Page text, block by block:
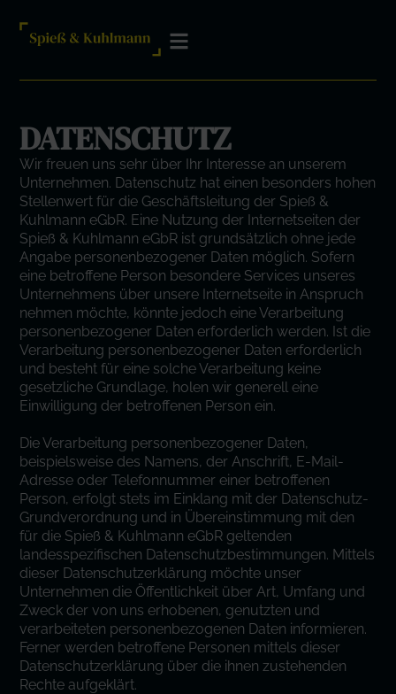
DATENSCHUTZ
Wir freuen uns sehr über Ihr Interesse an unserem
Unternehmen. Datenschutz hat einen besonders hohen
Stellenwert für die Geschäftsleitung der Spieß &
Kuhlmann eGbR. Eine Nutzung der Internetseiten der
Spieß & Kuhlmann eGbR ist grundsätzlich ohne jede
Angabe personenbezogener Daten möglich. Sofern
eine betroffene Person besondere Services unseres
Unternehmens über unsere Internetseite in Anspruch
nehmen möchte, könnte jedoch eine Verarbeitung
personenbezogener Daten erforderlich werden. Ist die
Verarbeitung personenbezogener Daten erforderlich
und besteht für eine solche Verarbeitung keine
gesetzliche Grundlage, holen wir generell eine
Einwilligung der betroffenen Person ein.
Die Verarbeitung personenbezogener Daten,
beispielsweise des Namens, der Anschrift, E-Mail-
Adresse oder Telefonnummer einer betroffenen
Person, erfolgt stets im Einklang mit der Datenschutz-
Grundverordnung und in Übereinstimmung mit den
für die Spieß & Kuhlmann eGbR geltenden
landesspezifischen Datenschutzbestimmungen. Mittels
dieser Datenschutzerklärung möchte unser
Unternehmen die Öffentlichkeit über Art, Umfang und
Zweck der von uns erhobenen, genutzten und
verarbeiteten personenbezogenen Daten informieren.
Ferner werden betroffene Personen mittels dieser
Datenschutzerklärung über die ihnen zustehenden
Rechte aufgeklärt.